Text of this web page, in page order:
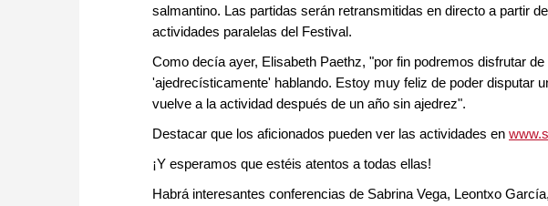
salmantino. Las partidas serán retransmitidas en directo a partir
actividades paralelas del Festival.
Como decía ayer, Elisabeth Paethz, "por fin podremos disfrutar
'ajedrecísticamente' hablando. Estoy muy feliz de poder disputar
vuelve a la actividad después de un año sin ajedrez".
Destacar que los aficionados pueden ver las actividades en
¡Y esperamos que estéis atentos a todas ellas!
Habrá interesantes conferencias de Sabrina Vega, Leontxo